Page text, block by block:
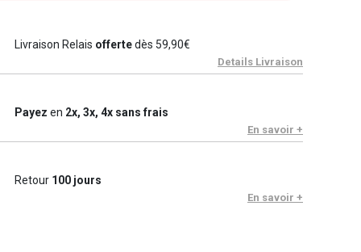
Livraison Relais offertedès 59,90€
Details Livraison
Payez en 2x, 3x, 4x sans frais
En savoir +
Retour 100 jours
En savoir +